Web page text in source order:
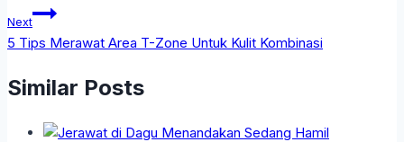
Next
5 Tips Merawat Area T-Zone Untuk Kulit Kombinasi
Similar Posts